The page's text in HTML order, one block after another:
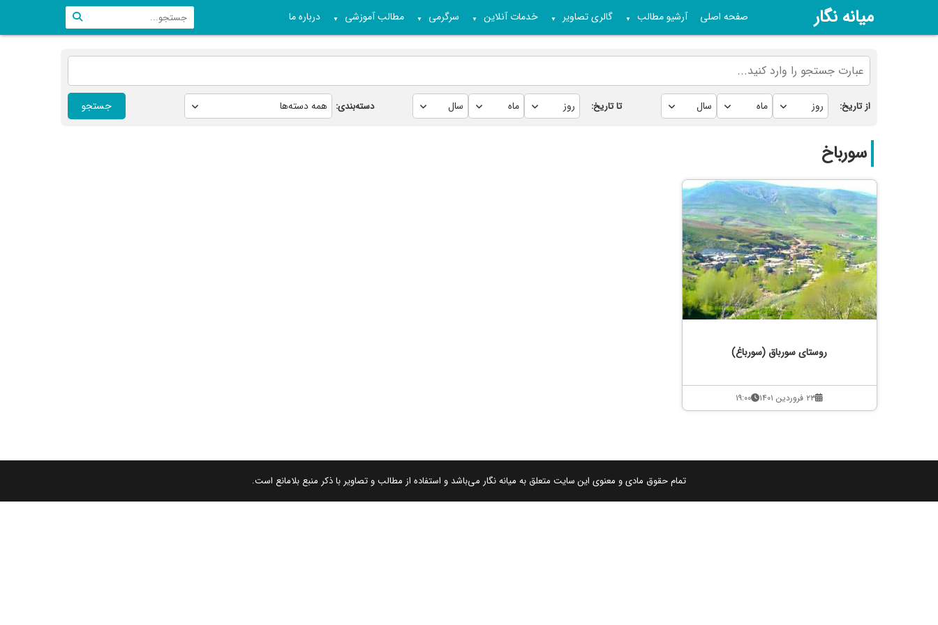
میانه نگار صفحه اصلی آرشیو مطالب ▼ گالری تصاویر ▼ خدمات آنلاین ▼ سرگرمی ▼ مطالب آموزشی ▼ درباره ما
از تاریخ: تا تاریخ: دسته‌بندی: جستجو
سورباخ
روستای سورباق (سورباغ)
۲۳ فروردین ۱۴۰۱ ۱۹:۰۰
تمام حقوق مادی و معنوی این سایت متعلق به میانه نگار می‌باشد و استفاده از مطالب و تصاویر با ذکر منبع بلامانع است.